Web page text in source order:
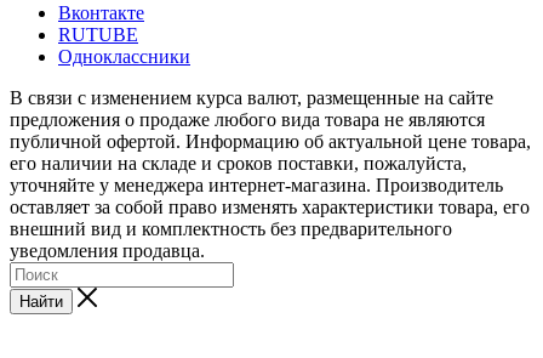
Вконтакте
RUTUBE
Одноклассники
В связи с изменением курса валют, размещенные на сайте
предложения о продаже любого вида товара не являются
публичной офертой. Информацию об актуальной цене товара,
его наличии на складе и сроков поставки, пожалуйста,
уточняйте у менеджера интернет-магазина. Производитель
оставляет за собой право изменять характеристики товара, его
внешний вид и комплектность без предварительного
уведомления продавца.
Найти